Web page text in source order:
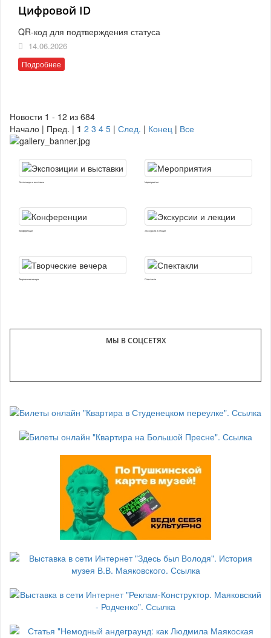
Цифровой ID
QR-код для подтверждения статуса
14.06.2026
Подробнее
Новости 1 - 12 из 684
Начало | Пред. | 1 2 3 4 5 | След. | Конец | Все
Экспозиции и выставки Мероприятия
Конференции Экскурсии и лекции
Творческие вечера Спектакли
МЫ В СОЦСЕТЯХ